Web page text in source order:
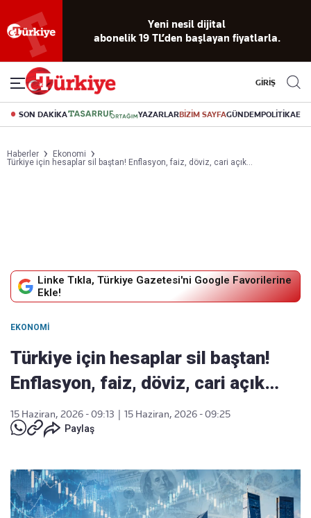
Yeni nesil dijital
abonelik 19 TL’den başlayan fiyatlarla.
GİRİŞ
SON DAKİKA YAZARLARBİZİM SAYFAGÜNDEMPOLİTİKA
Haberler
Ekonomi
Türkiye için hesaplar sil baştan! Enflasyon, faiz, döviz, cari açık…
Linke Tıkla, Türkiye Gazetesi'ni Google Favorilerine
Ekle!
EKONOMI
Türkiye için hesaplar sil baştan!
Enflasyon, faiz, döviz, cari açık…
15 Haziran, 2026 - 09:13
15 Haziran, 2026 - 09:25
Paylaş